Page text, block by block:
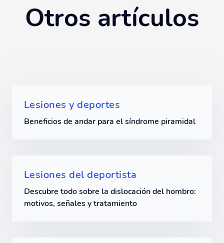
Otros artículos
Lesiones y deportes
Beneficios de andar para el síndrome piramidal
Lesiones del deportista
Descubre todo sobre la dislocación del hombro:
motivos, señales y tratamiento